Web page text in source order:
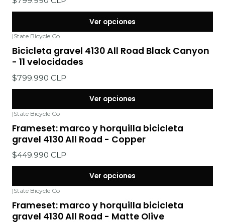
Ver opciones
|State Bicycle Co
Bicicleta gravel 4130 All Road Black Canyon
- 11 velocidades
$799.990 CLP
Ver opciones
|State Bicycle Co
Frameset: marco y horquilla bicicleta
gravel 4130 All Road - Copper
$449.990 CLP
Ver opciones
|State Bicycle Co
Frameset: marco y horquilla bicicleta
gravel 4130 All Road - Matte Olive